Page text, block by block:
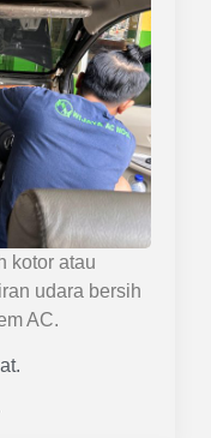
kotor atau
udara bersih
AC.